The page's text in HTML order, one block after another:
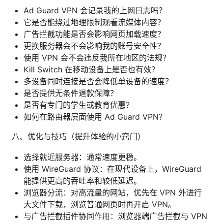
Ad Guard VPN 会记录我的上网日志吗？
它是否能绕过地理限制观看流媒体内容？
广告拦截功能是否会影响网页加载速度？
更换服务器会不会影响我的账号安全性？
使用 VPN 会不会违反我所在地区的法规？
Kill Switch 在移动设备上是否也有效？
多设备同时连接是否会降低单设备的速度？
是否提供无条件退款保障？
是否有专门的学生或教育优惠？
如何在路由器层面使用 Ad Guard VPN？
八、优化与技巧（提升体验的小窍门）
选择就近服务器：通常速度更稳。
使用 WireGuard 协议：在现代设备上，WireGuard
能提供更高的吞吐率和较低延迟。
浏览器分流：对高流量的网站，优先在 VPN 外进行
大文件下载，浏览普通网页时再开启 VPN。
与广告拦截插件协同作用：浏览器端广告拦截与 VPN